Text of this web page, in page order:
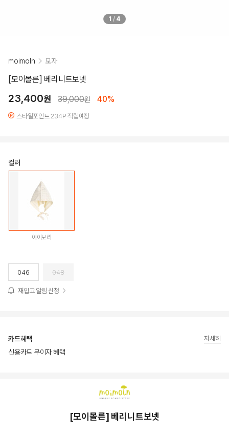
1 / 4
moimoln 모자
[모이몰른] 베리니트보넷
23,400원 39,000원 40%
스타일포인트 234P 적립예정
컬러
아이보리
046 048
재입고 알림 신청
카드혜택
신용카드 무이자 혜택
자세히
[모이몰른] 베리니트보넷